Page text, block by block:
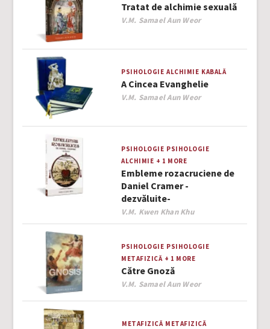
Tratat de alchimie sexuală
Author
V.M. Samael Aun Weor
PSIHOLOGIE ALCHIMIE KABALĂ
A Cincea Evanghelie
Author
V.M. Samael Aun Weor
PSIHOLOGIE PSIHOLOGIE
ALCHIMIE + 1 MORE
Embleme rozacruciene de
Daniel Cramer -
dezvăluite-
Author
V.M. Kwen Khan Khu
PSIHOLOGIE PSIHOLOGIE
METAFIZICĂ + 1 MORE
Către Gnoză
Author
V.M. Samael Aun Weor
METAFIZICĂ METAFIZICĂ